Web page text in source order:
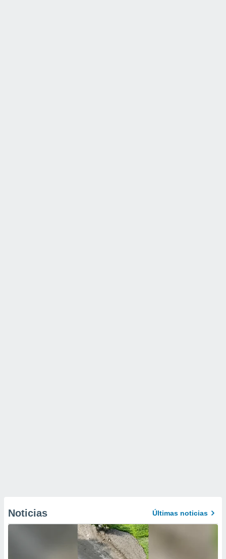
Noticias Últimas noticias